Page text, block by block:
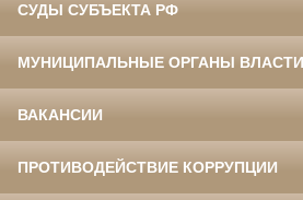
СУДЫ СУБЪЕКТА РФ
МУНИЦИПАЛЬНЫЕ ОРГАНЫ ВЛАСТИ
ВАКАНСИИ
ПРОТИВОДЕЙСТВИЕ КОРРУПЦИИ